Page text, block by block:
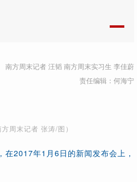
南方周末记者 汪韬 南方周末实习生 李佳蔚
责任编辑：何海宁
方周末记者 张涛/图）
2017年1月6日的新闻发布会上，